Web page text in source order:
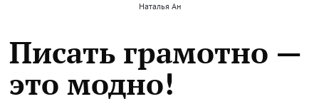
Наталья Ан
Писать грамотно —
это модно!